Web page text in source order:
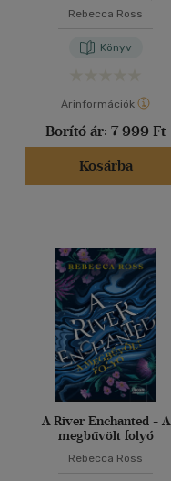
Rebecca Ross
Könyv
Árinformációk
Borító ár: 7 999 Ft
Kosárba
A River Enchanted - A
megbűvölt folyó
Rebecca Ross